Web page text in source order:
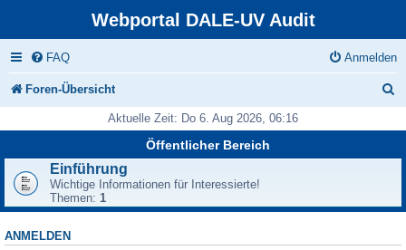
Webportal DALE-UV Audit
FAQ Anmelden
Foren-Übersicht
Aktuelle Zeit: Do 6. Aug 2026, 06:16
Öffentlicher Bereich
Einführung
Wichtige Informationen für Interessierte!
Themen: 1
ANMELDEN